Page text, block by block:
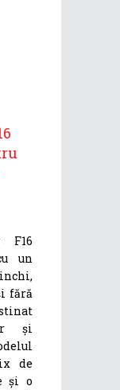
F16
un
fără
și
de
și o